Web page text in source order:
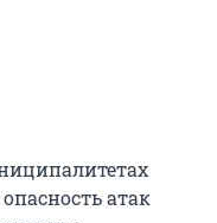
атак